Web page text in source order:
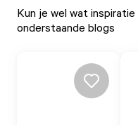
Kun je wel wat
onderstaande blogs